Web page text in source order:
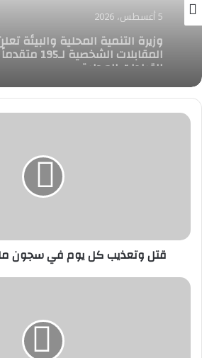
د. سويلم يفتتح “متحف الري”
بحضور وزراء النقل والتنمية
والأوقاف والرئيس التنفيذي
المصري الكبير
قتل
قتل وتعذيب كل يوم في سجون
القبض